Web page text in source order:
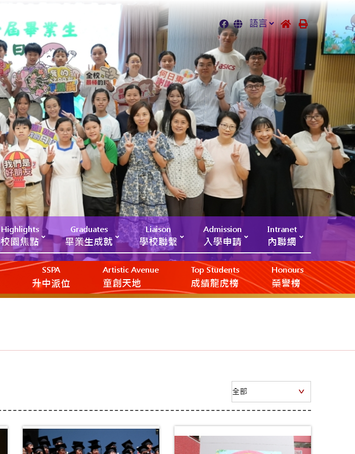
Highlights
校園焦點
Graduates
畢業生成就
Liaison
學校聯繫
Admission
入學申請
Intranet
內聯網
SSPA
升中派位
Artistic Avenue
‎‎‏‎ㅤ童創天地
Top Students
成績龍虎榜
Honours
榮譽榜